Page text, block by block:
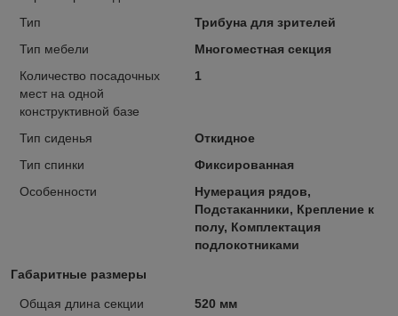
Тип
Трибуна для зрителей
Тип мебели
Многоместная секция
Количество посадочных
мест на одной
конструктивной базе
1
Тип сиденья
Откидное
Тип спинки
Фиксированная
Особенности
Нумерация рядов,
Подстаканники, Крепление к
полу, Комплектация
подлокотниками
Габаритные размеры
Общая длина секции
520 мм